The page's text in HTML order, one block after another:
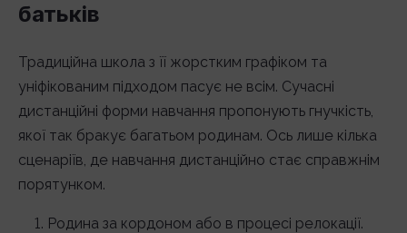
батьків
Традиційна школа з її жорстким графіком та
уніфікованим підходом пасує не всім. Сучасні
дистанційні форми навчання пропонують гнучкість,
якої так бракує багатьом родинам. Ось лише кілька
сценаріїв, де навчання дистанційно стає справжнім
порятунком.
Родина за кордоном або в процесі релокації.